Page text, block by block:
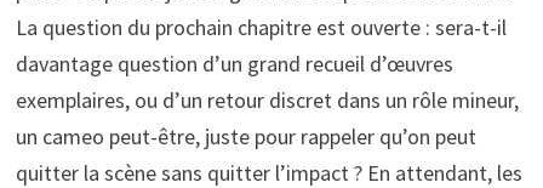
La question du prochain chapitre est ouverte : sera-t-il
davantage question d’un grand recueil d’œuvres
exemplaires, ou d’un retour discret dans un rôle mineur,
un cameo peut-être, juste pour rappeler qu’on peut
quitter la scène sans quitter l’impact ? En attendant, les